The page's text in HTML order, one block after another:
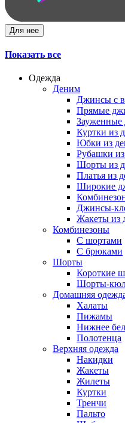
Для нее
Показать все
Одежда
Деним
Джинсы с
Прямые
Куртки из
Юбки из
Рубашки
Шорты из
Платья из
Широкие
Джинсы-
Жакеты из
Комбинезоны
С шортами
С брюками
Шорты
Короткие
Шорты-
Домашняя
Халаты
Пижамы
Нижнее
Полотенца
Верхняя одежда
Накидки
Жакеты
Жилеты
Куртки
Тренчи
Пальто